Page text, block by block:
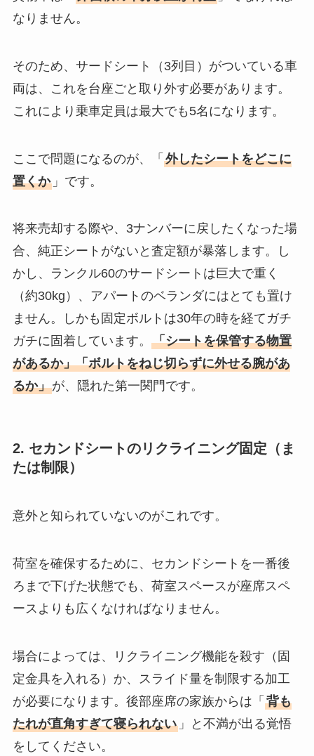
なりません。
そのため、サードシート（3列目）がついている車
両は、これを台座ごと取り外す必要があります。
これにより乗車定員は最大でも5名になります。
ここで問題になるのが、「 外したシートをどこに
置くか」です。
将来売却する際や、3ナンバーに戻したくなった場
合、純正シートがないと査定額が暴落します。し
かし、ランクル60のサードシートは巨大で重く
（約30kg）、アパートのベランダにはとても置け
ません。しかも固定ボルトは30年の時を経てガチ
ガチに固着しています。 「シートを保管する物置
があるか」「ボルトをねじ切らずに外せる腕があ
るか」が、隠れた第一関門です。
2. セカンドシートのリクライニング固定（ま
たは制限）
意外と知られていないのがこれです。
荷室を確保するために、セカンドシートを一番後
ろまで下げた状態でも、荷室スペースが座席スペ
ースよりも広くなければなりません。
場合によっては、リクライニング機能を殺す（固
定金具を入れる）か、スライド量を制限する加工
が必要になります。後部座席の家族からは「 背も
たれが直角すぎて寝られない」と不満が出る覚悟
をしてください。